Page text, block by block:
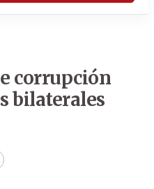
corrupción
bilaterales